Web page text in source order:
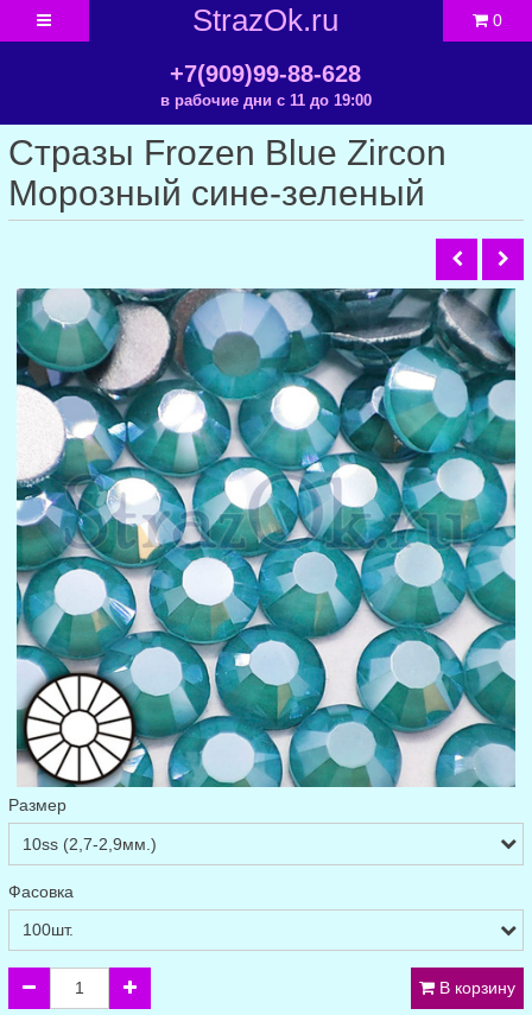
StrazOk.ru
+7(909)99-88-628
в рабочие дни с 11 до 19:00
0
Стразы Frozen Blue Zircon
Морозный сине-зеленый
Размер
Фасовка
В корзину